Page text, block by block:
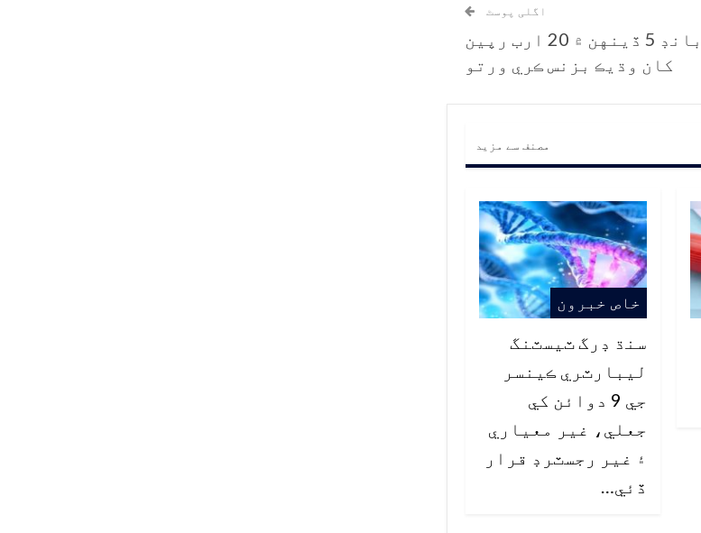
اگلی پوسٹ
جيمز بانڊ 5 ڏينهن ۾ 20 ارب رپين
کان وڌيڪ بزنس ڪري ورتو
مصنف سے مزید
خاص خبرون
سنڌ ڊرگ ٽيسٽنگ
ليبارٽري ڪينسر
جي 9 دوائن کي
جعلي، غير معياري
۽ غير رجسٽرڊ قرار
ڏئي…